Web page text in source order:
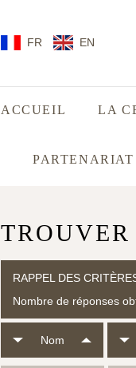
FR EN
ACCUEIL LA
PARTENARIAT
RAPPEL DES
Nombre de réponses
Nom